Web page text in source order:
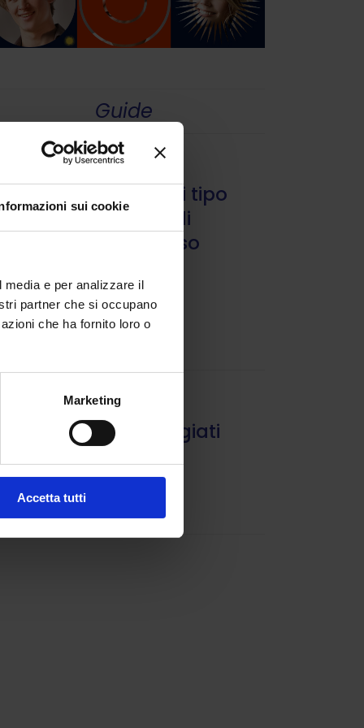
sui cookie
e per analizzare il
partner che si occupano
che ha fornito loro o
Marketing
Accetta tutti
Guide
Guide
Guida ai contratti tipo
di locazione di
immobili ad uso
7 Ottobre 2021
Guide
La Casa dei Rifugiati
9 Aprile 2021